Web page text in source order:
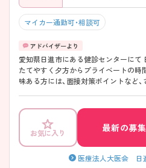
マイカー通勤可・相談可
愛知県日進市にある健診センターにて 日勤帯勤務の求人のため、予定が
たてやすく夕方からプライベートの時間
味ある方には、面接対策ポイントなど
お気に入り 最新の募
医療法人大医会 日